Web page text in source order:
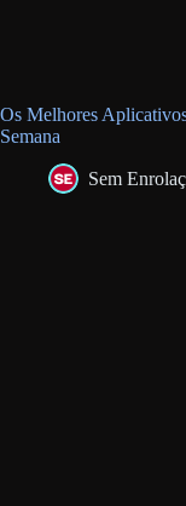
Os Melhores
Semana
Sem